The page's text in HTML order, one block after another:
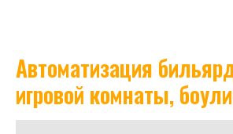
Автоматизация
игровой комнаты,